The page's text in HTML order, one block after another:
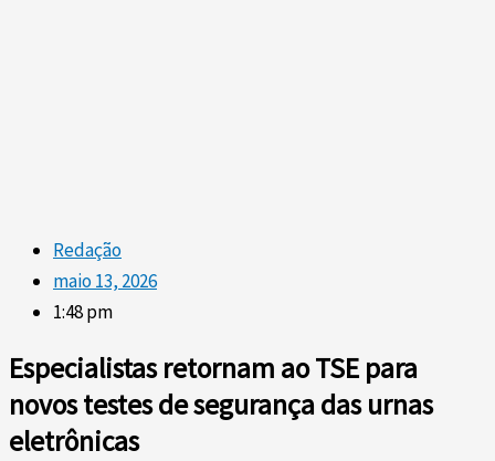
Redação
maio 13, 2026
1:48 pm
Especialistas retornam ao TSE para
novos testes de segurança das urnas
eletrônicas